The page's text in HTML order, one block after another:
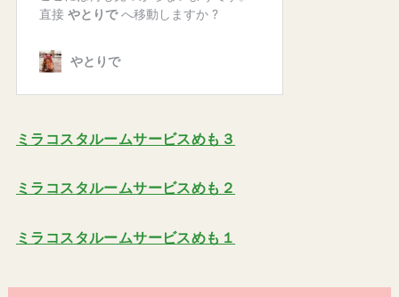
ミラコスタルームサービスめも３
ミラコスタルームサービスめも２
ミラコスタルームサービスめも１